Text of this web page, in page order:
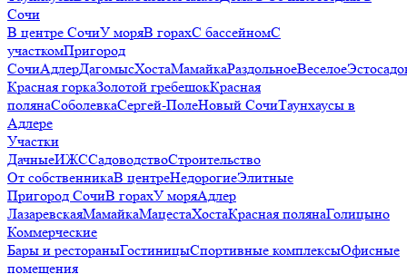
Сочи
В центре СочиУ моряВ горахС бассейномС
участкомПригород
СочиАдлерДагомысХостаМамайкаРаздольноеВеселое
Красная горкаЗолотой гребешокКрасная
полянаСоболевкаСергей-ПолеНовый СочиТаунхаусы в
Адлере
Участки
ДачныеИЖССадоводствоСтроительство
От собственникаВ центреНедорогиеЭлитные
Пригород СочиВ горахУ моряАдлер
ЛазаревскаяМамайкаМацестаХостаКрасная полянаГолицыно
Коммерческие
Бары и рестораныГостиницыСпортивные комплексыОфисные
помещения